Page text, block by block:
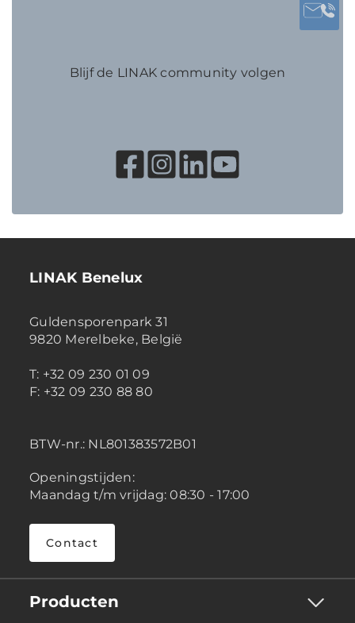
Blijf de LINAK community volgen
LINAK Benelux
Guldensporenpark 31
9820 Merelbeke, België
T: +32 09 230 01 09
F: +32 09 230 88 80
BTW-nr.: NL801383572B01
Openingstijden:
Maandag t/m vrijdag: 08:30 - 17:00
Contact
Producten